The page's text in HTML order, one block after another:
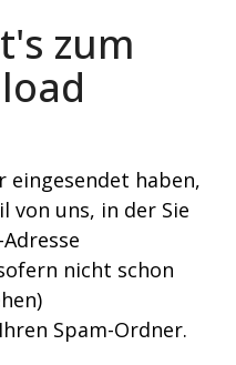
zum
eingesendet haben,
von uns, in der Sie
nicht schon
Spam-Ordner.